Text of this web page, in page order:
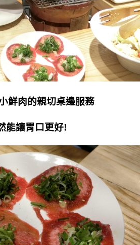
鮮肉的親切桌邊服務
能讓胃口更好!